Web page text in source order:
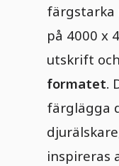
färgstarka
på 4000 x
utskrift
formatet.
färglägga
inspireras